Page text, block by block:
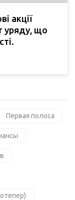
акції
уряду, що
Первая полоса